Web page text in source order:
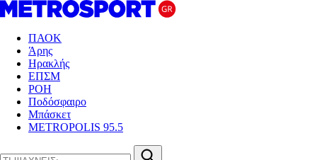
ΠΑΟΚ
Άρης
Ηρακλής
ΕΠΣΜ
ΡΟΗ
Ποδόσφαιρο
Μπάσκετ
METROPOLIS 95.5